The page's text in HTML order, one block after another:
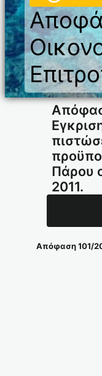
Πάρου
2011.